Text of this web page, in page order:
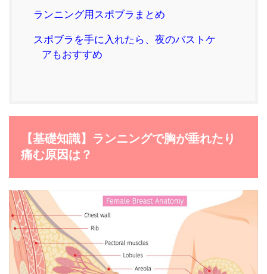
ランニング用スポブラまとめ
スポブラを手に入れたら、夜のバストケ
アもおすすめ
【基礎知識】ランニングで胸が垂れたり
痛む原因は？